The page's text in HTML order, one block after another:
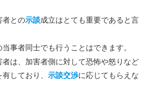
者との示談成立はとても重要であると言
事者同士でも行うことはできます。
者は、加害者側に対して恐怖や怒りなど
しており、示談交渉に応じてもらえな